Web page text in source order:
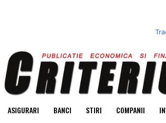
ASIGURARI BANCI STIRI COMPANII